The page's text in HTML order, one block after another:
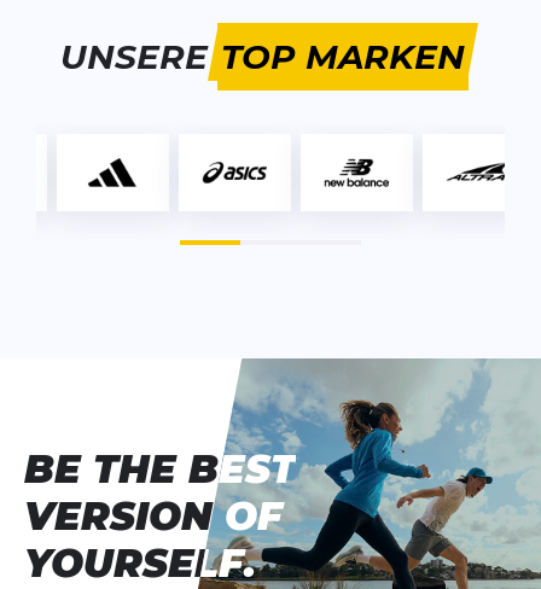
UNSERE TOP MARKEN
BE THE BEST
VERSION OF
YOURSELF.
BE THE BEST
VERSION OF
YOURSELF.